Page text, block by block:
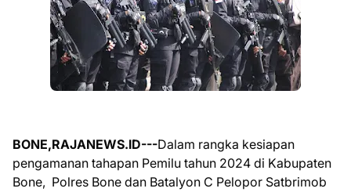
BONE,RAJANEWS.ID---Dalam rangka kesiapan
pengamanan tahapan Pemilu tahun 2024 di Kabupaten
Bone, Polres Bone dan Batalyon C Pelopor Satbrimob